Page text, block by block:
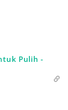
Pulih -